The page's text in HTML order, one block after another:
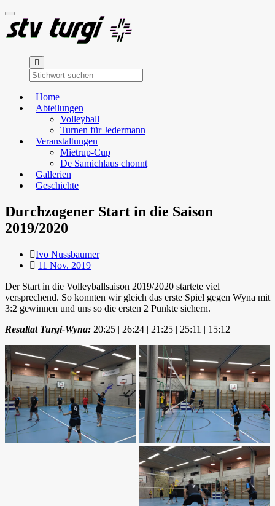
Toggle
navigation
Home
Abteilungen
Volleyball
Turnen für Jedermann
Veranstaltungen
Mietrup-Cup
De Samichlaus chonnt
Gallerien
Geschichte
Durchzogener Start in die Saison
2019/2020
Ivo Nussbaumer
11 Nov. 2019
Der Start in die Volleyballsaison 2019/2020 startete viel
versprechend. So konnten wir gleich das erste Spiel gegen Wyna mit
3:2 gewinnen und uns so die ersten 2 Punkte sichern.
Resultat Turgi-Wyna: 20:25 | 26:24 | 21:25 | 25:11 | 15:12